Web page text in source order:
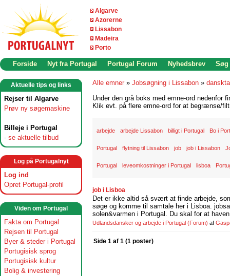
Algarve
Azorerne
Lissabon
Madeira
Porto
Forside Nyt fra Portugal Portugal Forum Nyhedsbrev Søg
Aktuelle tips og links
Rejser til Algarve
Prøv ny søgemaskine
Billeje i Portugal
- se aktuelle tilbud
Log på Portugalnyt
Log ind
Opret Portugal-profil
Viden om Portugal
Fakta om Portugal
Rejsen til Portugal
Byer & steder i Portugal
Portugisisk sprog
Portugisisk kultur
Bolig & investering
Alle emner » Jobsøgning i Lissabon »
Under den grå boks med emne-ord nedenfor
Klik evt. på flere emne-ord for at begrænse/
arbejde arbejde Lissabon billigt i Portugal Bo i
Portugal flytning til Lissabon job job i Lissabon
Portugal leveomkostninger i Portugal lisboa
job i Lisboa
Det er ikke altid så svært at finde arbejde,
søge og komme til samtale her i Lisboa.
solen&varmen i Portugal. Du skal for at
Udlandsdansker og arbejde i Portugal (Forum) af
Side 1 af 1 (1 poster)